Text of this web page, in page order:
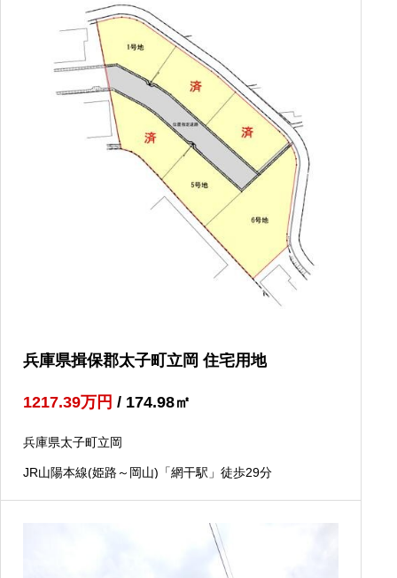
兵庫県揖保郡太子町立岡 住宅用地
1217.39万円 / 174.98㎡
兵庫県太子町立岡
JR山陽本線(姫路～岡山)「網干駅」徒歩29分